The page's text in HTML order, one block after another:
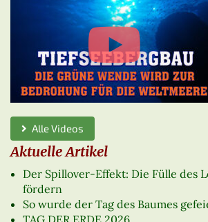
Alle Videos
Aktuelle Artikel
Der Spillover-Effekt: Die Fülle des
fördern
So wurde der Tag des Baumes